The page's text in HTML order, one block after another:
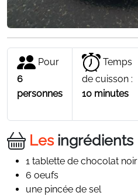
Pour
6
personnes
Temps
de cuisson :
10 minutes
Lesingrédients
1 tablette de chocolat noir
6 oeufs
une pincée de sel